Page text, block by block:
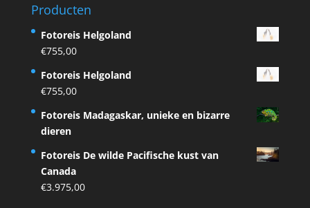
Producten
Fotoreis Helgoland
€755,00
Fotoreis Helgoland
€755,00
Fotoreis Madagaskar, unieke en bizarre
dieren
Fotoreis De wilde Pacifische kust van
Canada
€3.975,00